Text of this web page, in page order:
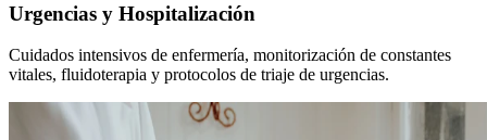
Urgencias y Hospitalización
Cuidados intensivos de enfermería, monitorización de constantes
vitales, fluidoterapia y protocolos de triaje de urgencias.